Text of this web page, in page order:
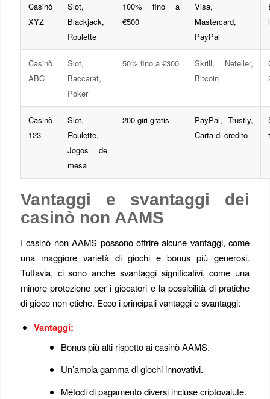
Casinò
XYZ
Slot,
Blackjack,
Roulette
100% fino a
€500
Visa,
Mastercard,
PayPal
Casinò
ABC
Slot,
Baccarat,
Poker
50% fino a €300
Skrill, Neteller,
Bitcoin
Casinò
123
Slot,
Roulette,
Jogos de
mesa
200 giri gratis
PayPal, Trustly,
Carta di credito
Vantaggi e svantaggi dei
casinò non AAMS
I casinò non AAMS possono offrire alcune vantaggi, come
una maggiore varietà di giochi e bonus più generosi.
Tuttavia, ci sono anche svantaggi significativi, come una
minore protezione per i giocatori e la possibilità di pratiche
di gioco non etiche. Ecco i principali vantaggi e svantaggi:
Vantaggi:
Bonus più alti rispetto ai casinò AAMS.
Un’ampia gamma di giochi innovativi.
Métodi di pagamento diversi incluse criptovalute.